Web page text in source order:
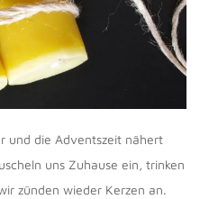
und die Adventszeit nähert
uns Zuhause ein, trinken
zünden wieder Kerzen an.